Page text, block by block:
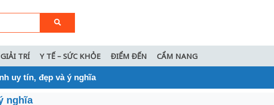
GIẢI TRÍ Y TẾ – SỨC KHỎE ĐIỂM ĐẾN CẨM NANG
uy tín, đẹp và ý nghĩa
nghĩa